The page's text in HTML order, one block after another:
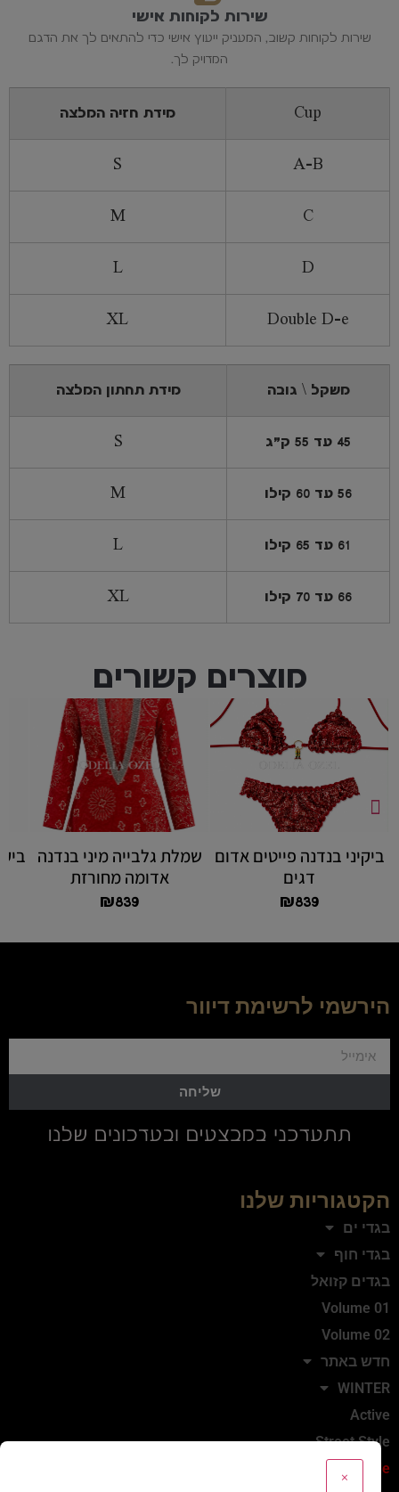
שירות לקוחות אישי
שירות לקוחות קשוב, המעניק ייעוץ אישי כדי להתאים לך את הדגם
המדויק לך.
Cup מידת חזיה המלצה
A-B
S
C
M
D
L
Double D-e
XL
משקל \ גובה מידת תחתון המלצה
45 עד 55 ק"ג S
56 עד 60 קילו M
61 עד 65 קילו L
66 עד 70 קילו XL
מוצרים קשורים
ביקיני בנדנה פייטים אדום
דגים
₪839
שמלת גלבייה מיני בנדנה
אדומה מחורזת
₪839
הירשמי לרשימת דיוור
שליחה
הקטגוריות שלנו
בגדי ים
בגדי חוף
בגדים קזואל
Volume 01
Volume 02
חדש באתר
WINTER
Active
Street Style
Sale
×